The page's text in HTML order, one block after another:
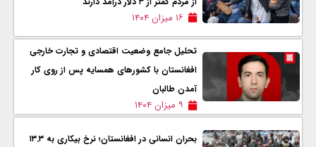
۱۶ میزان ۱۴۰۴
تحلیل جامع وضعیت اقتصادی و تجارت خارجی
افغانستان با کشورهای همسایه پس از روی‌ کار
آمدن طالبان
۹ میزان ۱۴۰۴
بحران انسانی در افغانستان؛ نرخ بیکاری به ۱۳.۳